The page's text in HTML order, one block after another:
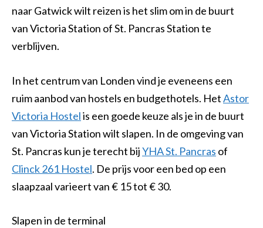
naar Gatwick wilt reizen is het slim om in de buurt
van Victoria Station of St. Pancras Station te
verblijven.
In het centrum van Londen vind je eveneens een
ruim aanbod van hostels en budgethotels. HetAstor
Victoria Hostelis een goede keuze als je in de buurt
van Victoria Station wilt slapen. In de omgeving van
St. Pancras kun je terecht bijYHA St. Pancras of
Clinck 261 Hostel. De prijs voor een bed op een
slaapzaal varieert van € 15 tot € 30.
Slapen in de terminal